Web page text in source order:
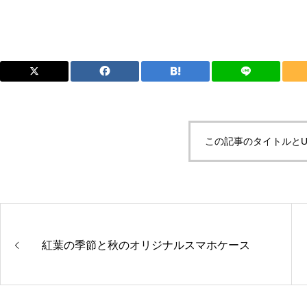
この記事のタイトルと
紅葉の季節と秋のオリジナルスマホケース